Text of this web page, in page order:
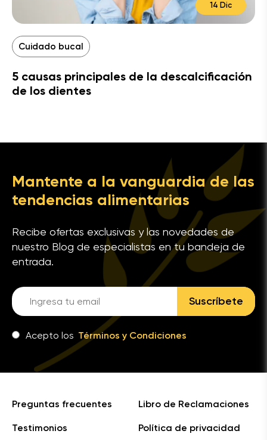
14 Dic
Cuidado bucal
5 causas principales de la descalcificación
de los dientes
Mantente a la vanguardia de las
tendencias alimentarias
Recibe ofertas exclusivas y las novedades de
nuestro Blog de especialistas en tu bandeja de
entrada.
Suscríbete
Acepto los Términos y Condiciones
Preguntas frecuentes
Testimonios
Libro de Reclamaciones
Política de privacidad